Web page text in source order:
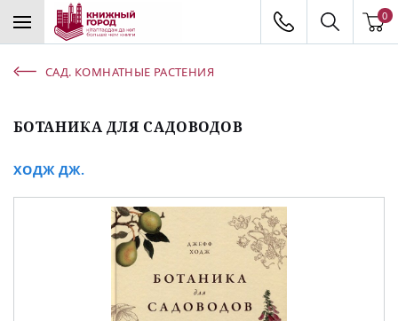
0
САД. КОМНАТНЫЕ РАСТЕНИЯ
БОТАНИКА ДЛЯ САДОВОДОВ
ХОДЖ ДЖ.